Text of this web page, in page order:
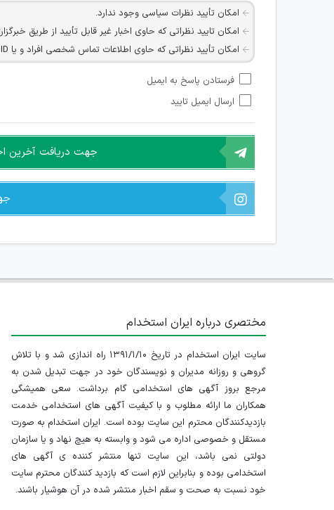
امکان تأیید نظرات سیاسی وجود ندارد.
امکان تایید نظراتی که حاوی اخبار غیر قابل تأیید از طریق
امکان تأیید نظراتی که حاوی اطلاعات تماس شخصی افراد و یا ID شبکه های مجازی ارتباطی می باشند وجود ندارد.
هرگونه تحریک، تحقیر و کنایه به سایر افراد (مسئول و غیر
امکان هماهنگی برای هرگونه ملاقات حضوری چه به صورت
فرستادن پاسخ به ایمیل
ارسال ایمیل تایید
جهت دریافت آخرین
مختصری درباره ایران استخدام
سایت ایران استخدام در تاریخ ۱۳۹۱/۱/۱۰ راه اندازی شد و با تلاش
گروهی و روزانه مدیران و نویسندگان خود در جهت تبدیل شدن به
مرجع بروز آگهی های استخدامی گام برداشت. سعی همیشگی
همکاران ما ارائه مطلوب و با کیفیت آگهی های استخدامی خدمت
بازدیدکنندگان محترم این سایت بوده است. ایران استخدام به صورت
مستقل و خصوصی اداره می شود و وابسته به هیچ نهاد و یا سازمان
دولتی نمی باشد، این سایت تنها منتشر کننده ی آگهی های
استخدامی بوده و بنابراین لازم است که بازدید کنندگان محترم سایت
خود نسبت به صحت و سقم اخبار منتشر شده در آن هوشیار باشند.